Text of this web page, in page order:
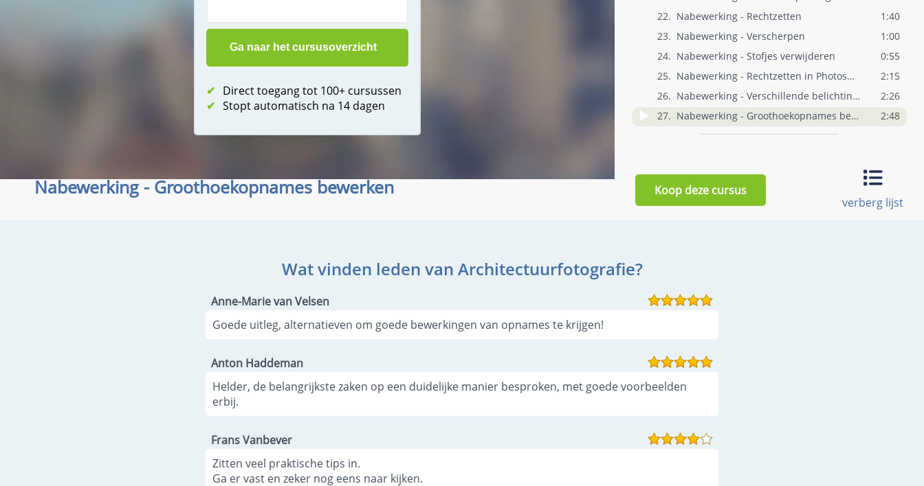
✔ Direct toegang tot 100+ cursussen
✔ Stopt automatisch na 14 dagen
22. Nabewerking - Rechtzetten
1:40
23. Nabewerking - Verscherpen
1:00
24. Nabewerking - Stofjes verwijderen
0:55
25.
Nabewerking - Rechtzetten in Photoshop
2:15
26.
Nabewerking - Verschillende belichtingen..
2:26
27.
Nabewerking - Groothoekopnames bewerken 2:48
Nabewerking - Groothoekopnames bewerken Koop deze cursus
verberg lijst
Wat vinden leden van Architectuurfotografie?
Anne-Marie van Velsen
Goede uitleg, alternatieven om goede bewerkingen van opnames te krijgen!
Anton Haddeman
Helder, de belangrijkste zaken op een duidelijke manier besproken, met goede voorbeelden
erbij.
Frans Vanbever
Zitten veel praktische tips in.
Ga er vast en zeker nog eens naar kijken.